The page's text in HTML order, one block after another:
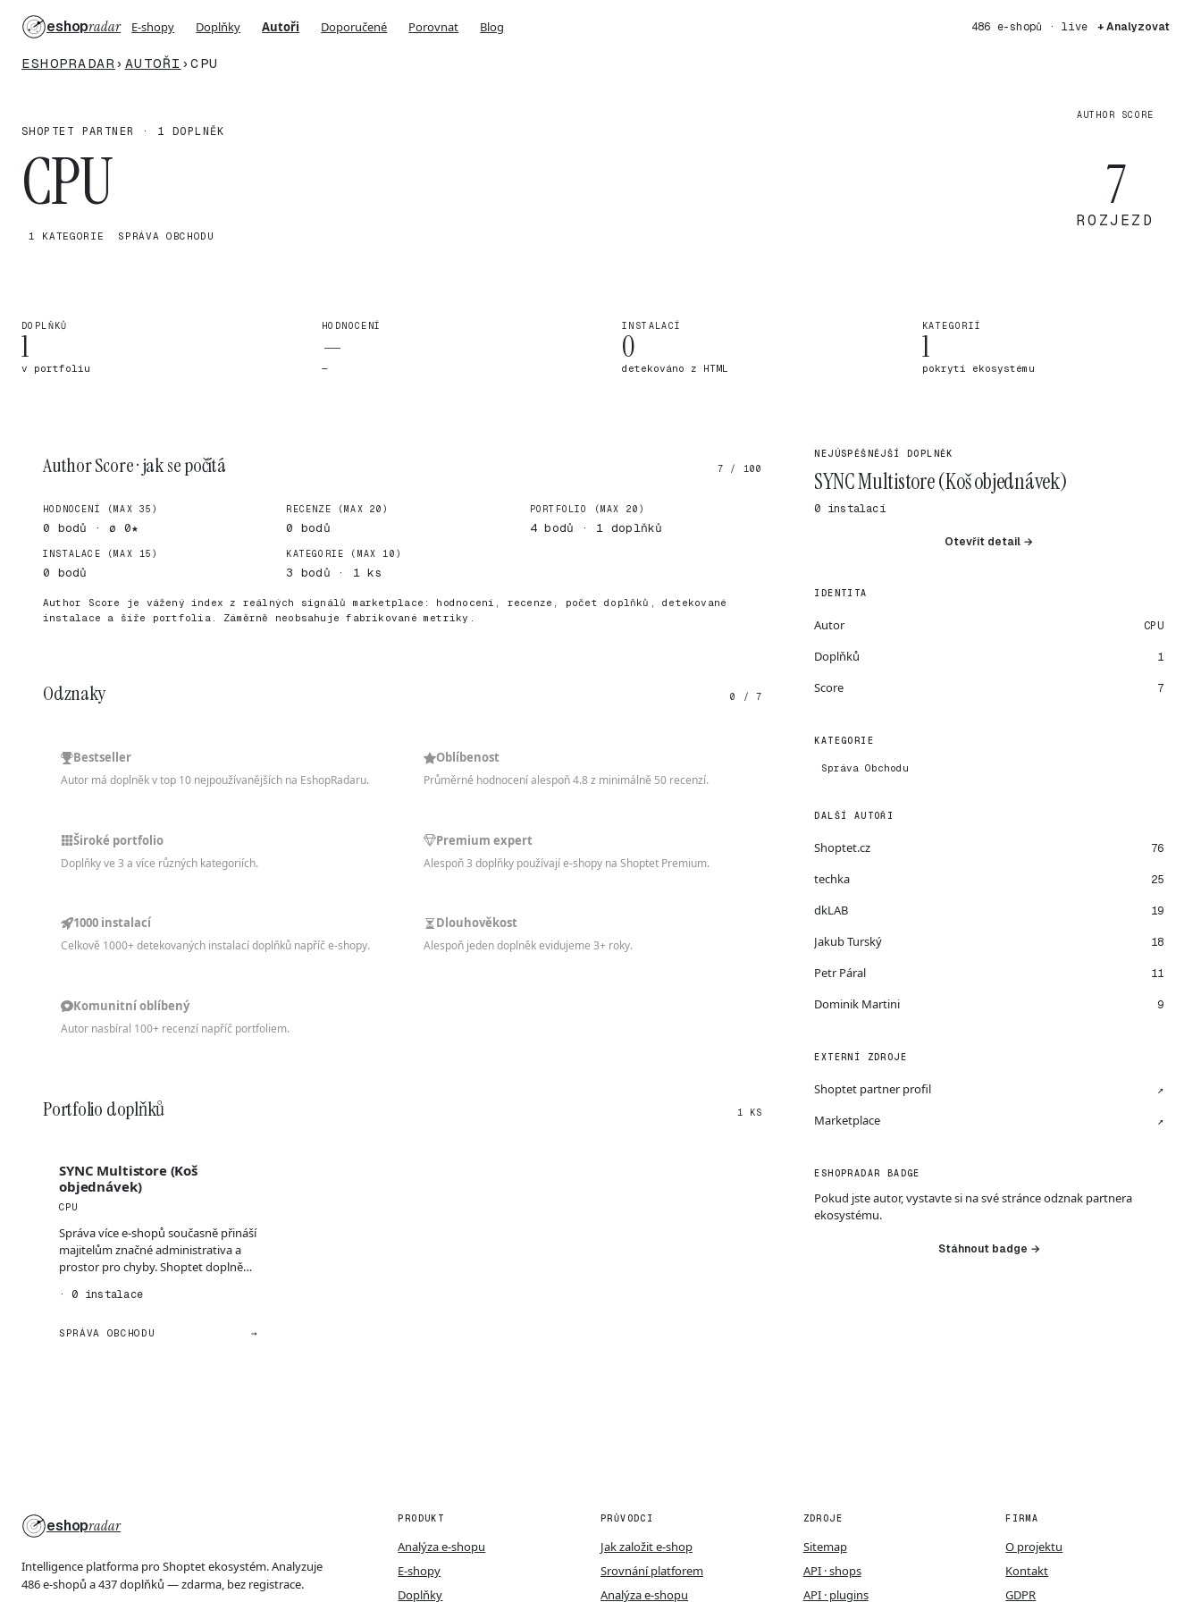
eshopradar E-shopy Doplňky Autoři Doporučené Porovnat Blog 486 e-shopů · live + Analyzovat
ESHOPRADAR › AUTOŘI › CPU
SHOPTET PARTNER · 1 DOPLNĚK
CPU
1 KATEGORIE SPRÁVA OBCHODU
AUTHOR SCORE
7
ROZJEZD
DOPLŇKŮ
1
v portfoliu
HODNOCENÍ
—
—
INSTALACÍ
0
detekováno z HTML
KATEGORIÍ
1
pokrytí ekosystému
Author Score · jak se počítá 7 / 100
HODNOCENÍ (MAX 35)
0 bodů · ø 0★
RECENZE (MAX 20)
0 bodů
PORTFOLIO (MAX 20)
4 bodů · 1 doplňků
INSTALACE (MAX 15)
0 bodů
KATEGORIE (MAX 10)
3 bodů · 1 ks
Author Score je vážený index z reálných signálů marketplace: hodnocení, recenze, počet doplňků, detekované
instalace a šíře portfolia. Záměrně neobsahuje fabrikované metriky.
Odznaky 0 / 7
Bestseller
Autor má doplněk v top 10 nejpoužívanějších na EshopRadaru.
Oblíbenost
Průměrné hodnocení alespoň 4.8 z minimálně 50 recenzí.
Široké portfolio
Doplňky ve 3 a více různých kategoriích.
Premium expert
Alespoň 3 doplňky používají e-shopy na Shoptet Premium.
1000 instalací
Celkově 1000+ detekovaných instalací doplňků napříč e-shopy.
Dlouhověkost
Alespoň jeden doplněk evidujeme 3+ roky.
Komunitní oblíbený
Autor nasbíral 100+ recenzí napříč portfoliem.
Portfolio doplňků 1 KS
SYNC Multistore (Koš
objednávek)
CPU
Správa více e-shopů současně přináší
majitelům značné administrativa a
prostor pro chyby. Shoptet doplněk
· 0 instalace
SPRÁVA OBCHODU →
NEJÚSPĚŠNĚJŠÍ DOPLNĚK
SYNC Multistore (Koš objednávek)
0 instalací
Otevřít detail →
IDENTITA
Autor CPU
Doplňků 1
Score 7
KATEGORIE
Správa Obchodu
DALŠÍ AUTOŘI
Shoptet.cz 76
techka 25
dkLAB 19
Jakub Turský 18
Petr Páral 11
Dominik Martini 9
EXTERNÍ ZDROJE
Shoptet partner profil ↗
Marketplace ↗
ESHOPRADAR BADGE
Pokud jste autor, vystavte si na své stránce odznak partnera
ekosystému.
Stáhnout badge →
eshopradar
Intelligence platforma pro Shoptet ekosystém. Analyzuje
486 e-shopů a 437 doplňků — zdarma, bez registrace.
PRODUKT
Analýza e-shopu
E-shopy
Doplňky
PRŮVODCI
Jak založit e-shop
Srovnání platforem
Analýza e-shopu
ZDROJE
Sitemap
API · shops
API · plugins
FIRMA
O projektu
Kontakt
GDPR